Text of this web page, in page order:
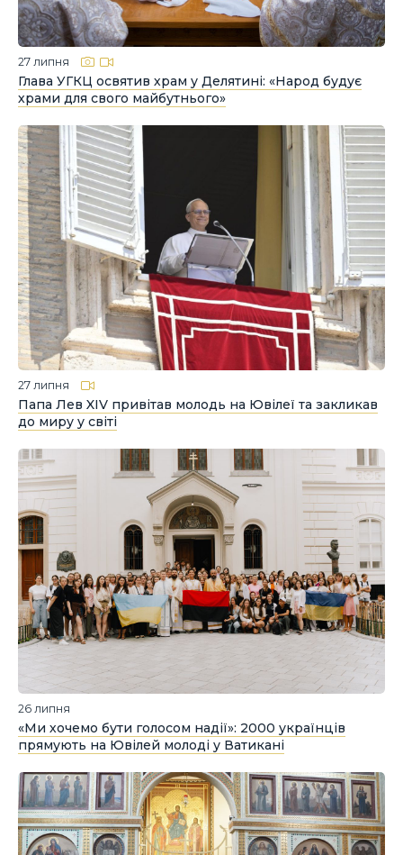
27 липня
Глава УГКЦ освятив храм у Делятині: «Народ будує
храми для свого майбутнього»
27 липня
Папа Лев XIV привітав молодь на Ювілеї та закликав
до миру у світі
26 липня
«Ми хочемо бути голосом надії»: 2000 українців
прямують на Ювілей молоді у Ватикані